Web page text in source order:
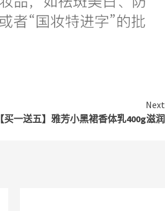
Next
【买一送五】雅芳小黑裙香体乳400g滋润